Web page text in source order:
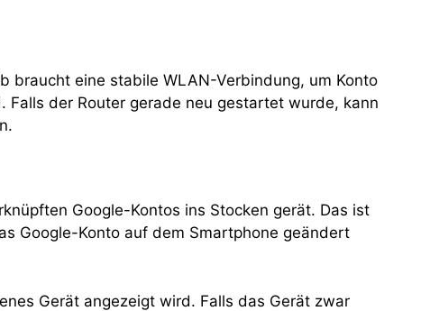
braucht eine stabile WLAN-Verbindung, um Konto
der Router gerade neu gestartet wurde, kann
Google-Kontos ins Stocken gerät. Das ist
Google-Konto auf dem Smartphone geändert
Gerät angezeigt wird. Falls das Gerät zwar